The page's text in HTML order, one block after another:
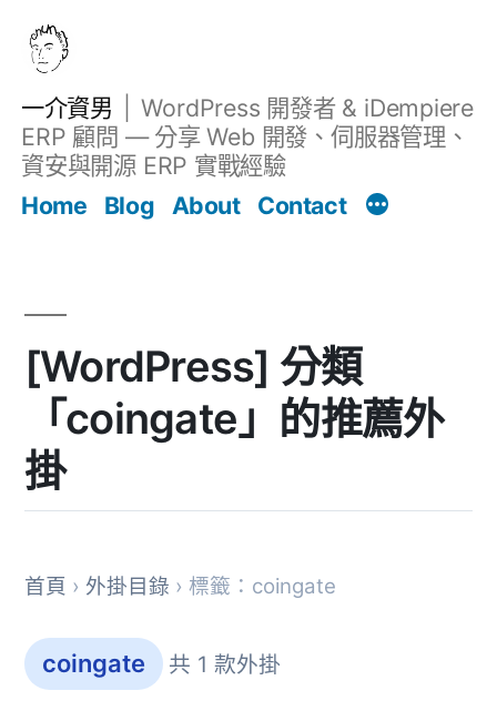
一介資男
WordPress 開發者 & iDempiere
ERP 顧問 — 分享 Web 開發、伺服器管理、
資安與開源 ERP 實戰經驗
Home
Blog About Contact
[WordPress] 分類
「coingate」的推薦外
掛
首頁 › 外掛目錄 › 標籤：coingate
coingate 共 1 款外掛
文章